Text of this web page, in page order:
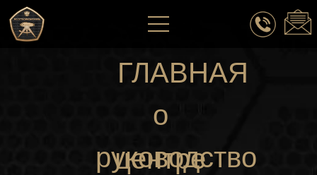
руководство
ГЛАВНАЯ
о
центре